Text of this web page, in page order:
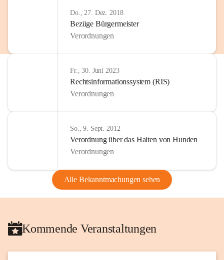
Do., 27. Dez. 2018
Bezüge Bürgermeister
Verordnungen
Fr., 30. Juni 2023
Rechtsinformationssystem (RIS)
Verordnungen
So., 9. Sept. 2012
Verordnung über das Halten von Hunden
Verordnungen
Alle Bekanntmachungen sehen
Kommende Veranstaltungen